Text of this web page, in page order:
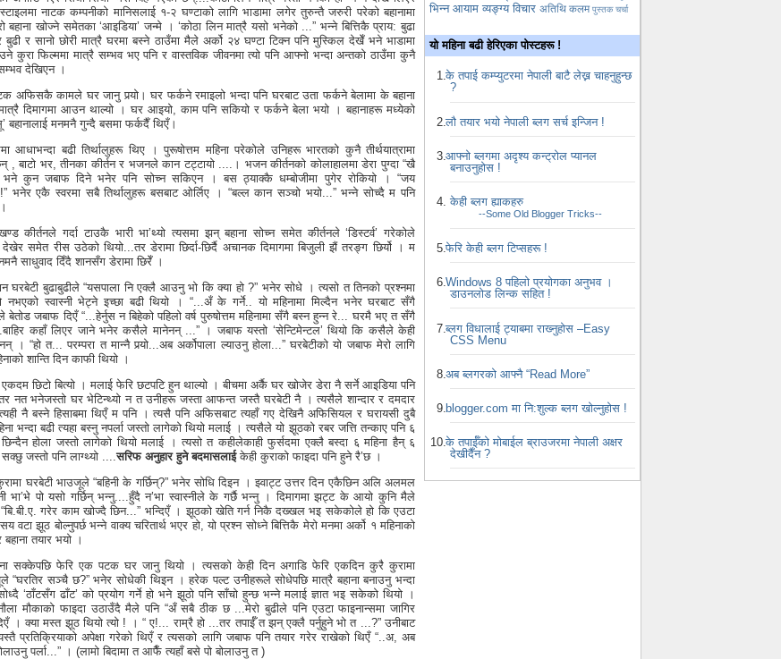
स्टाइलमा नाटक कम्पनीको मानिसलाई १-२ घण्टाको लागि भाडामा लगेर तुरुन्तै जरुरी परेको बहानामा
बहाना खोज्ने समेतका ‘आइडिया’ जन्मे । ‘कोठा लिन मात्रै यसो भनेको ...” भन्ने बित्तिकै प्राय: बुढा
बुढी र सानो छोरी मात्रै घरमा बस्ने ठाउँमा मैले अर्को २४ घण्टा टिक्न पनि मुस्किल देखेँ भने भाडामा
कुरा फिल्ममा मात्रै सम्भव भए पनि र वास्तविक जीवनमा त्यो पनि आफ्नो भन्दा अन्तको ठाउँमा कुनै
देखिएन ।
अफिसकै कामले घर जानु पर्‍यो। घर फर्कने रमाइलो भन्दा पनि घरबाट उता फर्कने बेलामा के बहाना
दिमागमा आउन थाल्यो । घर आइयो, काम पनि सकियो र फर्कने बेला भयो । बहानाहरू मध्येको
बहानालाई मनमनै गुन्दै बसमा फर्कदैँ थिएँ।
आधाभन्दा बढी तिर्थालुहरू थिए । पुरूषोत्तम महिना परेकोले उनिहरू भारतको कुनै तीर्थयात्रामा
, बाटो भर, तीनका कीर्तन र भजनले कान टट्टायो ....। भजन कीर्तनको कोलाहालमा डेरा पुग्दा “खै
कुन जबाफ दिने भनेर पनि सोच्न सकिएन । बस ठ्याक्कै धम्बोजीमा पुगेर रोकियो । “जय
भनेर एकै स्वरमा सबै तिर्थालुहरू बसबाट ओर्लिए । “बल्ल कान सञ्चो भयो...” भन्ने सोच्दै म पनि
कीर्तनले गर्दा टाउकै भारी भा’थ्यो त्यसमा झन् बहाना सोच्न समेत कीर्तनले ‘डिस्टर्व’ गरेकोले
देखेर समेत रीस उठेको थियो...तर डेरामा छिर्दा-छिर्दै अचानक दिमागमा बिजुली झैं तरङ्ग छिर्यो । म
साधुवाद दिँदै शानसँग डेरामा छिरेँ ।
घरबेटी बुढाबुढीले “यसपाला नि एक्लै आउनु भो कि क्या हो ?” भनेर सोधे । त्यसो त तिनको प्रश्नमा
नभएको स्वास्नी भेट्ने इच्छा बढी थियो । “...अँ के गर्ने.. यो महिनामा मिल्दैन भनेर घरबाट सँगै
बेतोड जबाफ दिएँ “...हेर्नुस न बिहेको पहिलो वर्ष पुरुषोत्तम महिनामा सँगै बस्न हुन्न रे... घरमै भए त सँगै
कहाँ लिएर जाने भनेर कसैले मानेनन् ...” । जबाफ यस्तो ‘सेन्टिमेन्टल’ थियो कि कसैले केही
। “हो त... परम्परा त मान्नै पर्‍यो...अब अर्कोपाला ल्याउनु होला...” घरबेटीको यो जबाफ मेरो लागि
शान्ति दिन काफी थियो ।
एकदम छिटो बित्यो । मलाई फेरि छटपटि हुन थाल्यो । बीचमा अर्कै घर खोजेर डेरा नै सर्ने आइडिया पनि
नत भनेजस्तो घर भेटिन्थ्यो न त उनीहरू जस्ता आफन्त जस्तै घरबेटी नै । त्यसैले शान्दार र दमदार
नै बस्ने हिसाबमा थिएँ म पनि । त्यसै पनि अफिसबाट त्यहाँ गए देखिनै अफिसियल र घरायसी दुबै
भन्दा बढी त्यहा बस्नु नपर्ला जस्तो लागेको थियो मलाई । त्यसैले यो झूठको रबर जत्ति तन्काए पनि ६
छिन्दैन होला जस्तो लागेको थियो मलाई । त्यसो त कहीलेकाही फुर्सदमा एक्लै बस्दा ६ महिना हैन् ६
सक्छु जस्तो पनि लाग्थ्यो ....सरिफ अनुहार हुने बदमासलाईकेही कुराको फाइदा पनि हुने रै’छ ।
घरबेटी भाउजूले “बहिनी के गर्छिन्?” भनेर सोधि दिइन । झ्वाट्ट उत्तर दिन एकैछिन अलि अलमल
भा’भे पो यसो गर्छिन् भन्नु....हुँदै न’भा स्वास्नीले के गर्छै भन्नु । दिमागमा झट्ट के आयो कुनि मैले
“बि.बी.ए. गरेर काम खोज्दै छिन...” भन्दिएँ । झूठको खेति गर्न निकै दख्खल भइ सकेकोले हो कि एउटा
झूठ बोल्नुपर्छ भन्ने वाक्य चरितार्थ भएर हो, यो प्रश्न सोध्ने बित्तिकै मेरो मनमा अर्को १ महिनाको
तयार भयो ।
सक्केपछि फेरि एक पटक घर जानु थियो । त्यसको केही दिन अगाडि फेरि एकदिन कुरै कुरामा
“घरतिर सञ्चै छ?” भनेर सोधेकी थिइन । हरेक पल्ट उनीहरूले सोधेपछि मात्रै बहाना बनाउनु भन्दा
‘ठाँटसँग ढाँट’ को प्रयोग गर्ने हो भने झूठो पनि साँचो हुन्छ भन्ने मलाई ज्ञात भइ सकेको थियो ।
मौकाको फाइदा उठाउँदै मैले पनि “अँ सबै ठीक छ ...मेरो बुढीले पनि एउटा फाइनान्समा जागिर
। क्या मस्त झूठ थियो त्यो ! । “ ए!... राम्रै हो ...तर तपाईँ त झन् एक्लै पर्नुहुने भो त ...?” उनीबाट
प्रतिक्रियाको अपेक्षा गरेको थिएँ र त्यसको लागि जबाफ पनि तयार गरेर राखेको थिएँ “..अ, अब
बोलाउनु पर्ला...” । (लामो बिदामा त आफैँ त्यहाँ बसे पो बोलाउनु त )
भिन्न आयाम व्यङ्ग्य विचार अतिथि कलम पुस्तक चर्चा
यो महिना बढी हेरिएका पोस्टहरू !
के तपाई कम्प्युटरमा नेपाली बाटै लेख्न चाहनुहुन्छ
?
लौ तयार भयो नेपाली ब्लग सर्च इन्जिन !
आफ्नो ब्लगमा अदृश्य कन्ट्रोल प्यानल
बनाउनुहोस !
केही ब्लग ह्याकहरु
--Some Old Blogger Tricks--
फेरि केही ब्लग टिप्सहरू !
Windows 8 पहिलो प्रयोगका अनुभव ।
डाउनलोड लिन्क सहित !
ब्लग विधालाई ट्याबमा राख्‍नुहोस –Easy
CSS Menu
अब ब्लगरको आफ्नै “Read More”
blogger.com मा नि:शुल्क ब्लग खोल्नुहोस !
के तपाईँको मोबाईल ब्राउजरमा नेपाली अक्षर
देखीदैँन ?